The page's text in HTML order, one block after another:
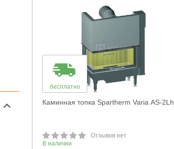
бесплатно
Каминная топка Spartherm Varia AS-2Lh
Отзывов нет
В наличии